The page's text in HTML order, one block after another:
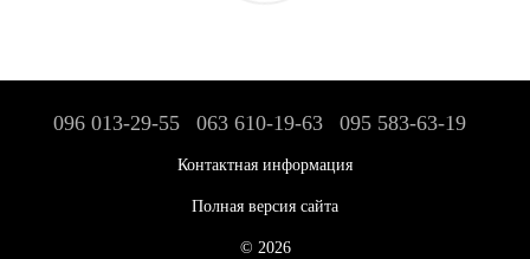
096 013-29-55 063 610-19-63 095 583-63-19
Контактная информация
Полная версия сайта
© 2026